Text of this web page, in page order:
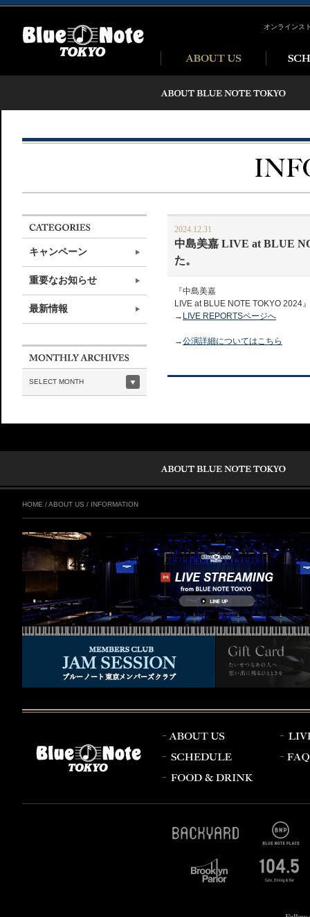
オンラインス
キャンペーン
重要なお知らせ
最新情報
SELECT MONTH
2024.12.31
中島美嘉 LIVE at BLUE
た。
『中島美嘉
LIVE at BLUE NOTE TOKYO 2024
→ LIVE REPORTSページへ
→公演詳細についてはこちら
HOME /ABOUT US / INFORMATION